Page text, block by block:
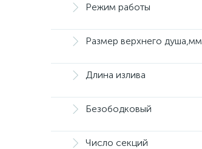
Режим работы
Размер верхнего душа,мм
Длина излива
Безободковый
Число секций